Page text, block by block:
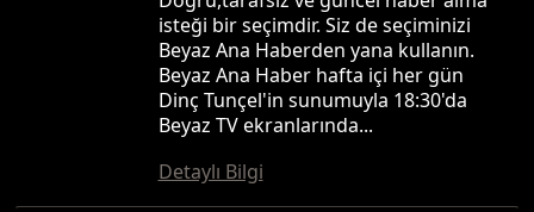
isteği bir seçimdir. Siz de seçiminizi
Beyaz Ana Haberden yana kullanın.
Beyaz Ana Haber hafta içi her gün
Dinç Tunçel'in sunumuyla 18:30'da
Beyaz TV ekranlarında...
Detaylı Bilgi